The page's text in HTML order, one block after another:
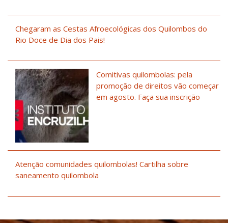
Chegaram as Cestas Afroecológicas dos Quilombos do
Rio Doce de Dia dos Pais!
Comitivas quilombolas: pela
promoção de direitos vão começar
em agosto. Faça sua inscrição
Atenção comunidades quilombolas! Cartilha sobre
saneamento quilombola